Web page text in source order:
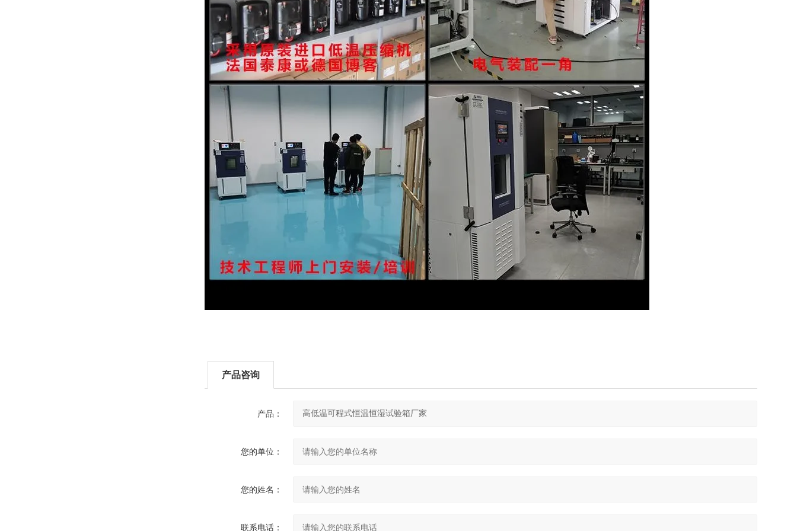
产品咨询
产品：
您的单位：
您的姓名：
联系电话：